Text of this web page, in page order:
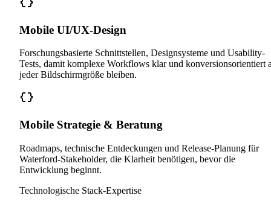
Mobile UI/UX-Design
Forschungsbasierte Schnittstellen, Designsysteme und Usability-
Tests, damit komplexe Workflows klar und konversionsorientiert
jeder Bildschirmgröße bleiben.
Mobile Strategie & Beratung
Roadmaps, technische Entdeckungen und Release-Planung für
Waterford-Stakeholder, die Klarheit benötigen, bevor die
Entwicklung beginnt.
Technologische Stack-Expertise